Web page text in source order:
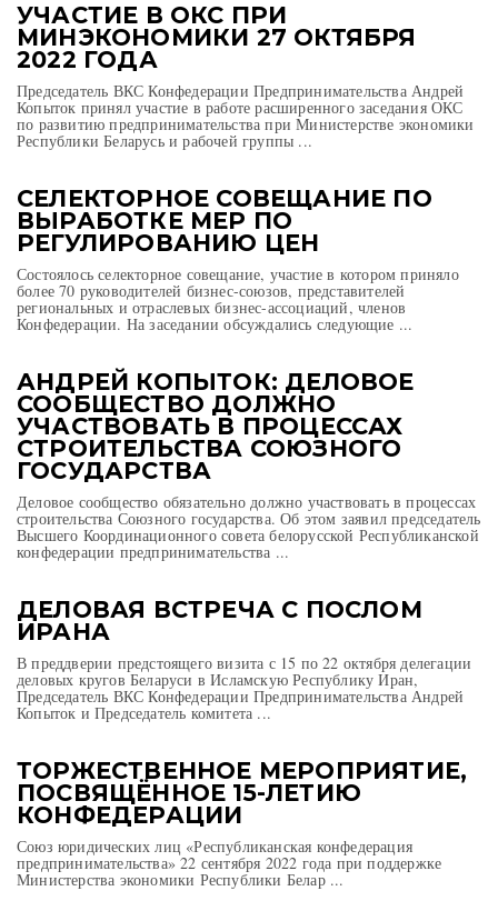
УЧАСТИЕ В ОКС ПРИ
МИНЭКОНОМИКИ 27 ОКТЯБРЯ
2022 ГОДА
Председатель ВКС Конфедерации Предпринимательства Андрей
Копыток принял участие в работе расширенного заседания ОКС
по развитию предпринимательства при Министерстве экономики
Республики Беларусь и рабочей группы ...
СЕЛЕКТОРНОЕ СОВЕЩАНИЕ ПО
ВЫРАБОТКЕ МЕР ПО
РЕГУЛИРОВАНИЮ ЦЕН
Состоялось селекторное совещание, участие в котором приняло
более 70 руководителей бизнес-союзов, представителей
региональных и отраслевых бизнес-ассоциаций, членов
Конфедерации. На заседании обсуждались следующие ...
АНДРЕЙ КОПЫТОК: ДЕЛОВОЕ
СООБЩЕСТВО ДОЛЖНО
УЧАСТВОВАТЬ В ПРОЦЕССАХ
СТРОИТЕЛЬСТВА СОЮЗНОГО
ГОСУДАРСТВА
Деловое сообщество обязательно должно участвовать в процессах
строительства Союзного государства. Об этом заявил председатель
Высшего Координационного совета белорусской Республиканской
конфедерации предпринимательства ...
ДЕЛОВАЯ ВСТРЕЧА С ПОСЛОМ
ИРАНА
В преддверии предстоящего визита с 15 по 22 октября делегации
деловых кругов Беларуси в Исламскую Республику Иран,
Председатель ВКС Конфедерации Предпринимательства Андрей
Копыток и Председатель комитета ...
ТОРЖЕСТВЕННОЕ МЕРОПРИЯТИЕ,
ПОСВЯЩЁННОЕ 15-ЛЕТИЮ
КОНФЕДЕРАЦИИ
Союз юридических лиц «Республиканская конфедерация
предпринимательства» 22 сентября 2022 года при поддержке
Министерства экономики Республики Белар ...